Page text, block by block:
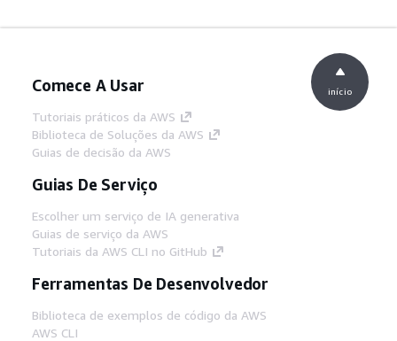
Comece A Usar
Tutoriais práticos da AWS
Biblioteca de Soluções da AWS
Guias de decisão da AWS
Guias De Serviço
Escolher um serviço de IA generativa
Guias de serviço da AWS
Tutoriais da AWS CLI no GitHub
Ferramentas De Desenvolvedor
Biblioteca de exemplos de código da AWS
AWS CLI
início